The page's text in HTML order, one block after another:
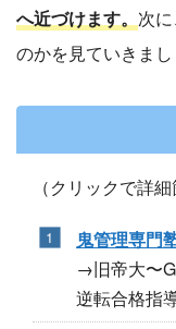
へ近づけます。 次
のかを見ていきまし
（クリックで詳細
鬼管理専門
→旧帝大〜
逆転合格指